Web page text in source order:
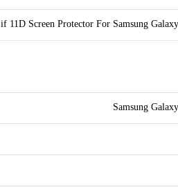
if 11D Screen Protector For Samsung
Samsung